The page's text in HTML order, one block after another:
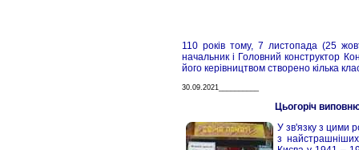
110 років тому, 7 листопада (25
начальник і Головний конструктор
його керівництвом створено кілька
30.09.2021__________
Цьогоріч
У зв'язку з цими
з найстрашніших